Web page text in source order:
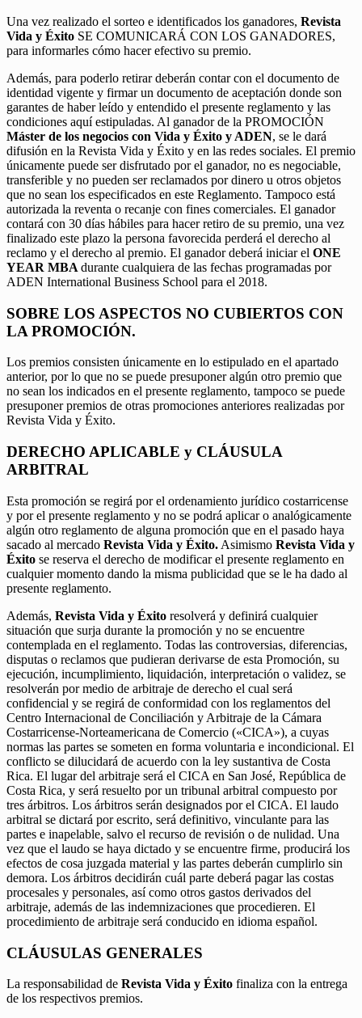
Una vez realizado el sorteo e identificados los ganadores, Revista
Vida y Éxito SE COMUNICARÁ CON LOS GANADORES,
para informarles cómo hacer efectivo su premio.
Además, para poderlo retirar deberán contar con el documento de
identidad vigente y firmar un documento de aceptación donde son
garantes de haber leído y entendido el presente reglamento y las
condiciones aquí estipuladas. Al ganador de la PROMOCIÓN
Máster de los negocios con Vida y Éxito y ADEN, se le dará
difusión en la Revista Vida y Éxito y en las redes sociales. El premio
únicamente puede ser disfrutado por el ganador, no es negociable,
transferible y no pueden ser reclamados por dinero u otros objetos
que no sean los especificados en este Reglamento. Tampoco está
autorizada la reventa o recanje con fines comerciales. El ganador
contará con 30 días hábiles para hacer retiro de su premio, una vez
finalizado este plazo la persona favorecida perderá el derecho al
reclamo y el derecho al premio. El ganador deberá iniciar el ONE
YEAR MBA durante cualquiera de las fechas programadas por
ADEN International Business School para el 2018.
SOBRE LOS ASPECTOS NO CUBIERTOS CON
LA PROMOCIÓN.
Los premios consisten únicamente en lo estipulado en el apartado
anterior, por lo que no se puede presuponer algún otro premio que
no sean los indicados en el presente reglamento, tampoco se puede
presuponer premios de otras promociones anteriores realizadas por
Revista Vida y Éxito.
DERECHO APLICABLE y CLÁUSULA
ARBITRAL
Esta promoción se regirá por el ordenamiento jurídico costarricense
y por el presente reglamento y no se podrá aplicar o analógicamente
algún otro reglamento de alguna promoción que en el pasado haya
sacado al mercado Revista Vida y Éxito. Asimismo Revista Vida y
Éxito se reserva el derecho de modificar el presente reglamento en
cualquier momento dando la misma publicidad que se le ha dado al
presente reglamento.
Además, Revista Vida y Éxito resolverá y definirá cualquier
situación que surja durante la promoción y no se encuentre
contemplada en el reglamento. Todas las controversias, diferencias,
disputas o reclamos que pudieran derivarse de esta Promoción, su
ejecución, incumplimiento, liquidación, interpretación o validez, se
resolverán por medio de arbitraje de derecho el cual será
confidencial y se regirá de conformidad con los reglamentos del
Centro Internacional de Conciliación y Arbitraje de la Cámara
Costarricense-Norteamericana de Comercio («CICA»), a cuyas
normas las partes se someten en forma voluntaria e incondicional. El
conflicto se dilucidará de acuerdo con la ley sustantiva de Costa
Rica. El lugar del arbitraje será el CICA en San José, República de
Costa Rica, y será resuelto por un tribunal arbitral compuesto por
tres árbitros. Los árbitros serán designados por el CICA. El laudo
arbitral se dictará por escrito, será definitivo, vinculante para las
partes e inapelable, salvo el recurso de revisión o de nulidad. Una
vez que el laudo se haya dictado y se encuentre firme, producirá los
efectos de cosa juzgada material y las partes deberán cumplirlo sin
demora. Los árbitros decidirán cuál parte deberá pagar las costas
procesales y personales, así como otros gastos derivados del
arbitraje, además de las indemnizaciones que procedieren. El
procedimiento de arbitraje será conducido en idioma español.
CLÁUSULAS GENERALES
La responsabilidad de Revista Vida y Éxito finaliza con la entrega
de los respectivos premios.